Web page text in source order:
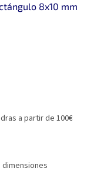
8x10 mm
a partir de 100€